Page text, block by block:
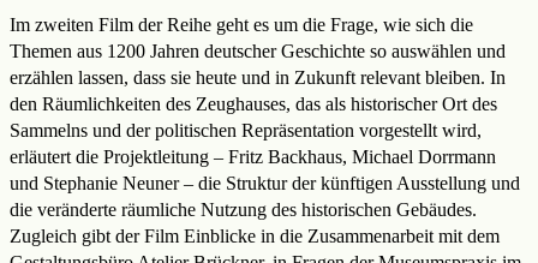
Im zweiten Film der Reihe geht es um die Frage, wie sich die
Themen aus 1200 Jahren deutscher Geschichte so auswählen und
erzählen lassen, dass sie heute und in Zukunft relevant bleiben. In
den Räumlichkeiten des Zeughauses, das als historischer Ort des
Sammelns und der politischen Repräsentation vorgestellt wird,
erläutert die Projektleitung – Fritz Backhaus, Michael Dorrmann
und Stephanie Neuner – die Struktur der künftigen Ausstellung und
die veränderte räumliche Nutzung des historischen Gebäudes.
Zugleich gibt der Film Einblicke in die Zusammenarbeit mit dem